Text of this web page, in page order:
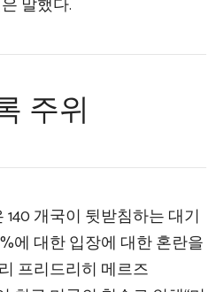
주위
개국이 뒷받침하는 대기
에 대한 입장에 대한 혼란을
프리드리히 메르즈